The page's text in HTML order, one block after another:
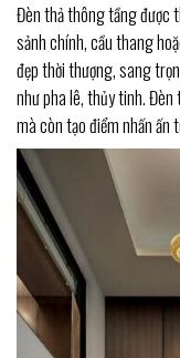
Đèn thả thông tầng được
sảnh chính, cầu thang
đẹp thời thượng, sang
như pha lê, thủy tinh.
mà còn tạo điểm nhấn ấn